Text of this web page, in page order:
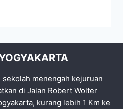
sekolah menengah kejuruan
di Jalan Robert Wolter
kurang lebih 1 Km ke